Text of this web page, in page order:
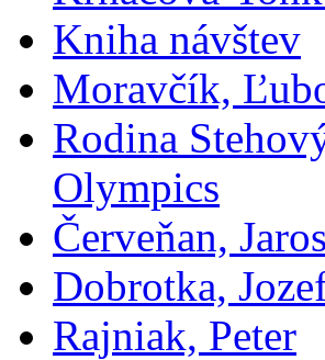
Kniha návštev
Moravčík,
Rodina
Olympics
Červeňan,
Dobrotka,
Rajniak, Peter